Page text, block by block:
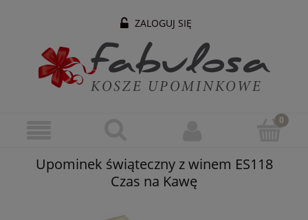
ZALOGUJ SIĘ
Upominek świąteczny z winem ES118
Czas na Kawę